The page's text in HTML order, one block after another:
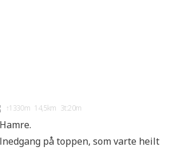
↑1330m 14,5km 3t:20m
på toppen, som varte heilt